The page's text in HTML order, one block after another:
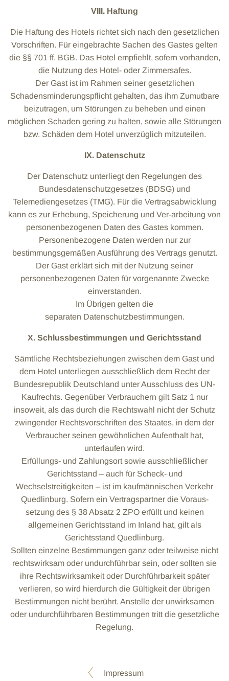
VIII. Haftung
Die Haftung des Hotels richtet sich nach den gesetzlichen
Vorschriften. Für eingebrachte Sachen des Gastes gelten
die §§ 701 ff. BGB. Das Hotel empfiehlt, sofern vorhanden,
die Nutzung des Hotel- oder Zimmersafes.
Der Gast ist im Rahmen seiner gesetzlichen
Schadensminderungspflicht gehalten, das ihm Zumutbare
beizutragen, um Störungen zu beheben und einen
möglichen Schaden gering zu halten, sowie alle Störungen
bzw. Schäden dem Hotel unverzüglich mitzuteilen.
IX. Datenschutz
Der Datenschutz unterliegt den Regelungen des
Bundesdatenschutzgesetzes (BDSG) und
Telemediengesetzes (TMG). Für die Vertragsabwicklung
kann es zur Erhebung, Speicherung und Ver-arbeitung von
personenbezogenen Daten des Gastes kommen.
Personenbezogene Daten werden nur zur
bestimmungsgemäßen Ausführung des Vertrags genutzt.
Der Gast erklärt sich mit der Nutzung seiner
personenbezogenen Daten für vorgenannte Zwecke
einverstanden.
Im Übrigen gelten die
separaten Datenschutzbestimmungen.
X. Schlussbestimmungen und Gerichtsstand
Sämtliche Rechtsbeziehungen zwischen dem Gast und
dem Hotel unterliegen ausschließlich dem Recht der
Bundesrepublik Deutschland unter Ausschluss des UN-
Kaufrechts. Gegenüber Verbrauchern gilt Satz 1 nur
insoweit, als das durch die Rechtswahl nicht der Schutz
zwingender Rechtsvorschriften des Staates, in dem der
Verbraucher seinen gewöhnlichen Aufenthalt hat,
unterlaufen wird.
Erfüllungs- und Zahlungsort sowie ausschließlicher
Gerichtsstand – auch für Scheck- und
Wechselstreitigkeiten – ist im kaufmännischen Verkehr
Quedlinburg. Sofern ein Vertragspartner die Voraus-
setzung des § 38 Absatz 2 ZPO erfüllt und keinen
allgemeinen Gerichtsstand im Inland hat, gilt als
Gerichtsstand Quedlinburg.
Sollten einzelne Bestimmungen ganz oder teilweise nicht
rechtswirksam oder undurchführbar sein, oder sollten sie
ihre Rechtswirksamkeit oder Durchführbarkeit später
verlieren, so wird hierdurch die Gültigkeit der übrigen
Bestimmungen nicht berührt. Anstelle der unwirksamen
oder undurchführbaren Bestimmungen tritt die gesetzliche
Regelung.
Impressum